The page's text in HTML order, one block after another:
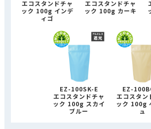
エコスタンドチャ
ック 100g インデ
ィゴ
エコスタンドチャ
ック 100g カーキ
EZ-100SK-E
エコスタンドチャ
ック 100g スカイ
ブルー
EZ-
エコスタン
ック 100g
ュ